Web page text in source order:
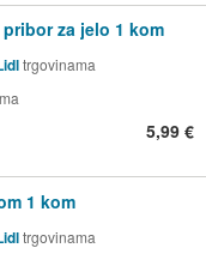
pribor za jelo 1 kom
trgovinama
5,99 €
1 kom
trgovinama